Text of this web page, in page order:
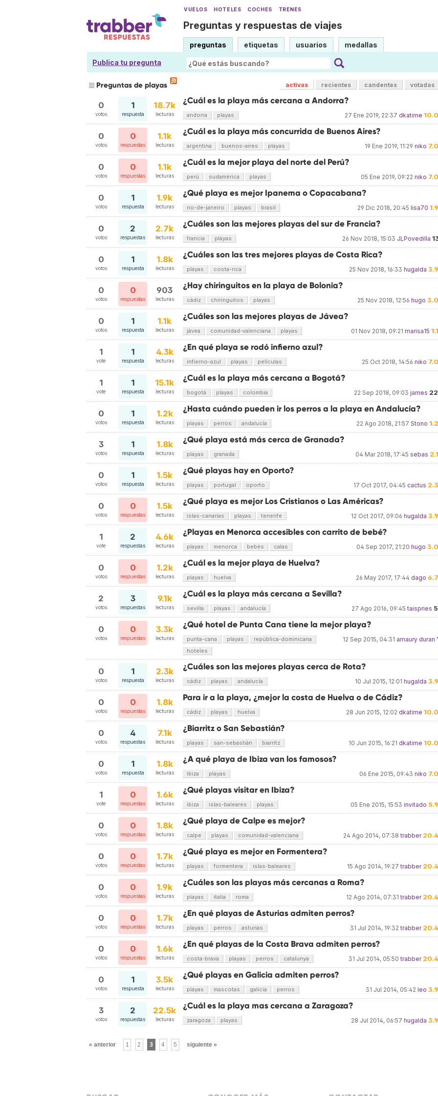
VUELOS HOTELES COCHES TRENES
Preguntas y respuestas de viajes
preguntas etiquetas usuarios medallas
Publica tu pregunta
Preguntas de playas activas recientes candentes votadas
0
votos
1
respuesta
18.7k
lecturas
¿Cuál es la playa más cercana a Andorra?
27 Ene 2019, 22:37 dkatime
andorra playas
0
votos
0
respuestas
1.1k
lecturas
¿Cuál es la playa más concurrida de Buenos Aires?
19 Ene 2019, 11:29 niko
argentina buenos-aires playas
0
votos
0
respuestas
1.1k
lecturas
¿Cuál es la mejor playa del norte del Perú?
05 Ene 2019, 09:22 niko
perú sudamérica playas
0
votos
1
respuesta
1.9k
lecturas
¿Qué playa es mejor Ipanema o Copacabana?
29 Dic 2018, 20:45 lisa70
rio-de-janeiro playas brasil
0
votos
2
respuestas
2.7k
lecturas
¿Cuáles son las mejores playas del sur de Francia?
26 Nov 2018, 15:03 JLPovedilla
francia playas
0
votos
1
respuesta
1.8k
lecturas
¿Cuáles son las tres mejores playas de Costa Rica?
25 Nov 2018, 16:33 hugalda
playas costa-rica
0
votos
0
respuestas
903
lecturas
¿Hay chiringuitos en la playa de Bolonia?
25 Nov 2018, 12:56 hugo
cádiz chiringuitos playas
0
votos
1
respuesta
1.1k
lecturas
¿Cuáles son las mejores playas de Jávea?
01 Nov 2018, 09:21 marisa15
jávea comunidad-valenciana playas
1
vote
1
respuesta
4.3k
lecturas
¿En qué playa se rodó infierno azul?
25 Oct 2018, 14:56 niko
infierno-azul playas películas
1
vote
1
respuesta
15.1k
lecturas
¿Cuál es la playa más cercana a Bogotá?
22 Sep 2018, 09:03 james
bogotá playas colombia
0
votos
1
respuesta
1.2k
lecturas
¿Hasta cuándo pueden ir los perros a la playa en Andalucía?
22 Ago 2018, 21:57 Stono
playas perros andalucía
3
votos
1
respuesta
1.8k
lecturas
¿Qué playa está más cerca de Granada?
04 Mar 2018, 17:45 sebas
playas granada
0
votos
1
respuesta
1.5k
lecturas
¿Qué playas hay en Oporto?
17 Oct 2017, 04:45 cactus
playas portugal oporto
0
votos
0
respuestas
1.5k
lecturas
¿Qué playa es mejor Los Cristianos o Las Américas?
12 Oct 2017, 09:06 hugalda
islas-canarias playas tenerife
1
vote
2
respuestas
4.6k
lecturas
¿Playas en Menorca accesibles con carrito de bebé?
04 Sep 2017, 21:20 hugo
playas menorca bebés calas
0
votos
0
respuestas
1.2k
lecturas
¿Cuál es la mejor playa de Huelva?
26 May 2017, 17:44 dago
playas huelva
2
votos
3
respuestas
9.1k
lecturas
¿Cuál es la playa más cercana a Sevilla?
27 Ago 2016, 09:45 taispries
sevilla playas andalucía
0
votos
0
respuestas
3.3k
lecturas
¿Qué hotel de Punta Cana tiene la mejor playa?
12 Sep 2015, 04:31 amaury duran
punta-cana playas
república-dominicana
hoteles
0
votos
1
respuesta
2.3k
lecturas
¿Cuáles son las mejores playas cerca de Rota?
10 Jul 2015, 12:01 hugalda
cádiz playas andalucía
0
votos
0
respuestas
1.8k
lecturas
Para ir a la playa, ¿mejor la costa de Huelva o de Cádiz?
28 Jun 2015, 12:02 dkatime
cádiz playas huelva
0
votos
4
respuestas
7.1k
lecturas
¿Biarritz o San Sebastián?
10 Jun 2015, 16:21 dkatime
playas san-sebastián biarritz
0
votos
1
respuesta
1.8k
lecturas
¿A qué playa de Ibiza van los famosos?
06 Ene 2015, 09:43 niko
ibiza playas
1
vote
0
respuestas
1.6k
lecturas
¿Qué playas visitar en Ibiza?
05 Ene 2015, 15:53 invitado
ibiza islas-baleares playas
0
votos
0
respuestas
1.8k
lecturas
¿Qué playa de Calpe es mejor?
24 Ago 2014, 07:38 trabber
calpe playas comunidad-valenciana
0
votos
0
respuestas
1.7k
lecturas
¿Qué playa es mejor en Formentera?
15 Ago 2014, 19:27 trabber
playas formentera islas-baleares
0
votos
0
respuestas
1.9k
lecturas
¿Cuáles son las playas más cercanas a Roma?
12 Ago 2014, 07:31 trabber
playas italia roma
0
votos
0
respuestas
1.7k
lecturas
¿En qué playas de Asturias admiten perros?
31 Jul 2014, 19:32 trabber
playas perros asturias
0
votos
0
respuestas
1.6k
lecturas
¿En qué playas de la Costa Brava admiten perros?
31 Jul 2014, 05:50 trabber
costa-brava playas perros catalunya
0
votos
1
respuesta
3.5k
lecturas
¿Qué playas en Galicia admiten perros?
31 Jul 2014, 05:42 leo
playas mascotas galicia perros
3
votos
2
respuestas
22.5k
lecturas
¿Cuál es la playa mas cercana a Zaragoza?
28 Jul 2014, 06:57 hugalda
zaragoza playas
« anterior 1 2 3 4 5 siguiente »